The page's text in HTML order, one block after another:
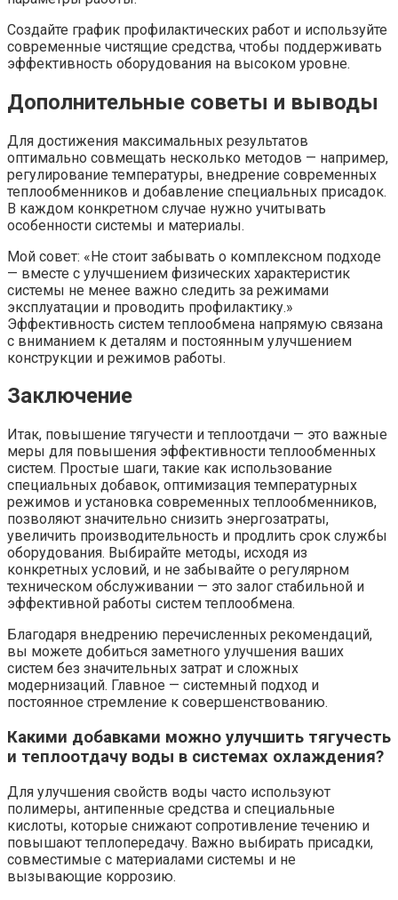
Создайте график профилактических работ и используйте
современные чистящие средства, чтобы поддерживать
эффективность оборудования на высоком уровне.
Дополнительные советы и выводы
Для достижения максимальных результатов
оптимально совмещать несколько методов — например,
регулирование температуры, внедрение современных
теплообменников и добавление специальных присадок.
В каждом конкретном случае нужно учитывать
особенности системы и материалы.
Мой совет: «Не стоит забывать о комплексном подходе
— вместе с улучшением физических характеристик
системы не менее важно следить за режимами
эксплуатации и проводить профилактику.»
Эффективность систем теплообмена напрямую связана
с вниманием к деталям и постоянным улучшением
конструкции и режимов работы.
Заключение
Итак, повышение тягучести и теплоотдачи — это важные
меры для повышения эффективности теплообменных
систем. Простые шаги, такие как использование
специальных добавок, оптимизация температурных
режимов и установка современных теплообменников,
позволяют значительно снизить энергозатраты,
увеличить производительность и продлить срок службы
оборудования. Выбирайте методы, исходя из
конкретных условий, и не забывайте о регулярном
техническом обслуживании — это залог стабильной и
эффективной работы систем теплообмена.
Благодаря внедрению перечисленных рекомендаций,
вы можете добиться заметного улучшения ваших
систем без значительных затрат и сложных
модернизаций. Главное — системный подход и
постоянное стремление к совершенствованию.
Какими добавками можно улучшить тягучесть
и теплоотдачу воды в системах охлаждения?
Для улучшения свойств воды часто используют
полимеры, антипенные средства и специальные
кислоты, которые снижают сопротивление течению и
повышают теплопередачу. Важно выбирать присадки,
совместимые с материалами системы и не
вызывающие коррозию.